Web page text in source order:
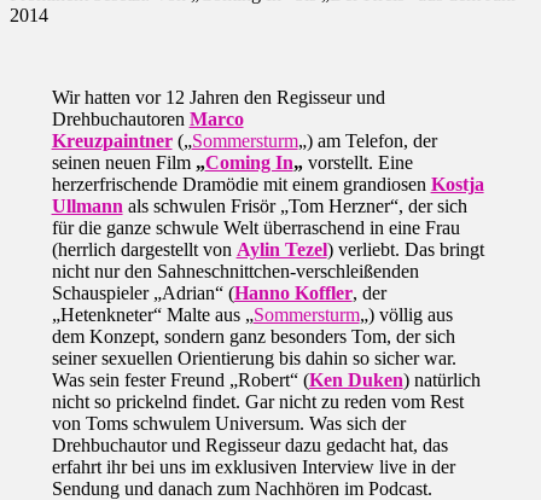
2014
Wir hatten vor 12 Jahren den Regisseur und
Drehbuchautoren Marco
Kreuzpaintner(„Sommersturm„) am Telefon, der
seinen neuen Film „Coming In„vorstellt. Eine
herzerfrischende Dramödie mit einem grandiosen Kostja
Ullmann als schwulen Frisör „Tom Herzner“, der sich
für die ganze schwule Welt überraschend in eine Frau
(herrlich dargestellt von Aylin Tezel) verliebt. Das bringt
nicht nur den Sahneschnittchen-verschleißenden
Schauspieler „Adrian“ (Hanno Koffler, der
„Hetenkneter“ Malte aus „Sommersturm„) völlig aus
dem Konzept, sondern ganz besonders Tom, der sich
seiner sexuellen Orientierung bis dahin so sicher war.
Was sein fester Freund „Robert“ (Ken Duken) natürlich
nicht so prickelnd findet. Gar nicht zu reden vom Rest
von Toms schwulem Universum. Was sich der
Drehbuchautor und Regisseur dazu gedacht hat, das
erfahrt ihr bei uns im exklusiven Interview live in der
Sendung und danach zum Nachhören im Podcast.